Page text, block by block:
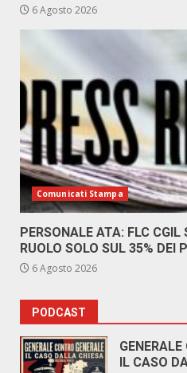
6 Agosto 2026
Comunicati Stampa
PERSONALE ATA: FLC
RUOLO SOLO SUL 35% DEI
6 Agosto 2026
PODCAST
IL CASO